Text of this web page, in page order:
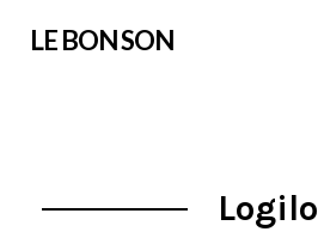
LE BON SON
Logilo